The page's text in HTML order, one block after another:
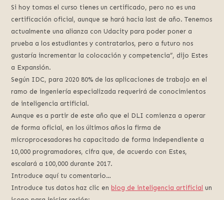
Si hoy tomas el curso tienes un certificado, pero no es una
certificación oficial, aunque se hará hacia last de año. Tenemos
actualmente una alianza con Udacity para poder poner a
prueba a los estudiantes y contratarlos, pero a futuro nos
gustaría incrementar la colocación y competencia”, dijo Estes
a Expansión.
Según IDC, para 2020 80% de las aplicaciones de trabajo en el
ramo de ingeniería especializada requerirá de conocimientos
de inteligencia artificial.
Aunque es a partir de este año que el DLI comienza a operar
de forma oficial, en los últimos años la firma de
microprocesadores ha capacitado de forma independiente a
10,000 programadores, cifra que, de acuerdo con Estes,
escalará a 100,000 durante 2017.
Introduce aquí tu comentario…
Introduce tus datos haz clic en blog de inteligencia artificial un